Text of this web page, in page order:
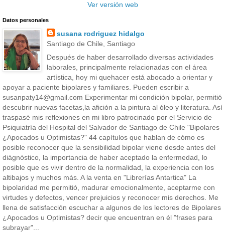
Ver versión web
Datos personales
susana rodriguez hidalgo
Santiago de Chile, Santiago
Después de haber desarrollado diversas actividades
laborales, principalmente relacionadas con el área
artística, hoy mi quehacer está abocado a orientar y
apoyar a paciente bipolares y familiares. Pueden escribir a
susanpaty14@gmail.com Experimentar mi condición bipolar, permitió
descubrir nuevas facetas,la afición a la pintura al óleo y literatura. Así
traspasé mis reflexiones en mi libro patrocinado por el Servicio de
Psiquiatría del Hospital del Salvador de Santiago de Chile "Bipolares
¿Apocados u Optimistas?" 44 capítulos que hablan de cómo es
posible reconocer que la sensibilidad bipolar viene desde antes del
diágnóstico, la importancia de haber aceptado la enfermedad, lo
posible que es vivir dentro de la normalidad, la experiencia con los
altibajos y muchos más. A la venta en "Librerías Antartica" La
bipolaridad me permitió, madurar emocionalmente, aceptarme con
virtudes y defectos, vencer prejuicios y reconocer mis derechos. Me
llena de satisfacción escuchar a algunos de los lectores de Bipolares
¿Apocados u Optimistas? decir que encuentran en él "frases para
subrayar"...